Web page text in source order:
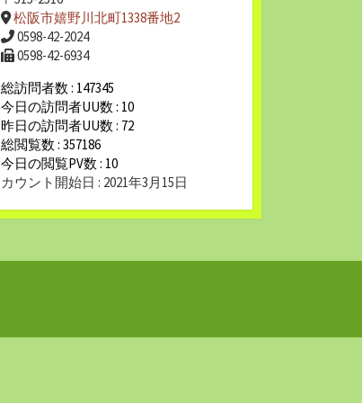
松阪市嬉野川北町1338番地2
0598-42-2024
0598-42-6934
総訪問者数 : 147345
今日の訪問者UU数 : 10
昨日の訪問者UU数 : 72
総閲覧数 : 357186
今日の閲覧PV数 : 10
カウント開始日 : 2021年3月15日